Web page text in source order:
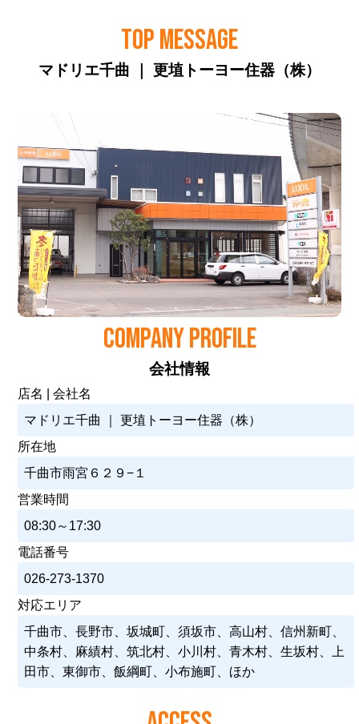
TOP MESSAGE
マドリエ千曲 ｜ 更埴トーヨー住器（株）
COMPANY PROFILE
会社情報
店名 | 会社名
マドリエ千曲 ｜ 更埴トーヨー住器（株）
所在地
千曲市雨宮６２９−１
営業時間
08:30～17:30
電話番号
026-273-1370
対応エリア
千曲市、長野市、坂城町、須坂市、高山村、信州新町、
中条村、麻績村、筑北村、小川村、青木村、生坂村、上
田市、東御市、飯綱町、小布施町、ほか